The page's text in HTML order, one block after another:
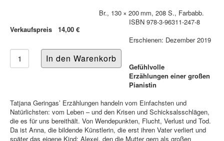
Verkaufspreis 14,00 €
Br., 130 × 200 mm, 208 S., Farbabb.
ISBN 978-3-96311-247-8
Erschienen: Dezember 2019
Gefühlvolle
Erzählungen einer großen
Pianistin
Tatjana Geringas’ Erzählungen handeln vom Einfachsten und
Natürlichsten: vom Leben – und den Krisen und Schicksalsschlägen,
die es für uns bereithält. Von Wendepunkten, Flucht, Verlust und Tod.
Da ist Anna, die bildende Künstlerin, die erst ihren Vater verliert und
später das eigene Kind; Alexej, den die Mutter gern als großen